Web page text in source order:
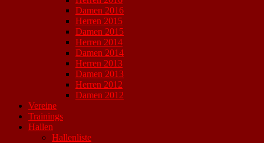
Damen 2016
Herren 2015
Damen 2015
Herren 2014
Damen 2014
Herren 2013
Damen 2013
Herren 2012
Damen 2012
Vereine
Trainings
Hallen
Hallenliste